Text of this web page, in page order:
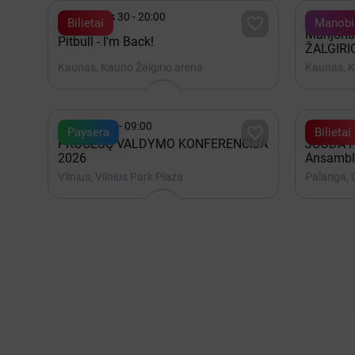
Bilietai
Lapkritis 30 - 20:00
Pitbull - I'm Back!
Kaunas, Kauno Žalgirio arena

Kaunas,
Paysera 
Spalis 22 - 09:00
PROCESŲ VALDYMO KONFERENCIJA
2026
Vilnius, Vilnius Park Plaza
Bilietai

JUODA
Palanga,